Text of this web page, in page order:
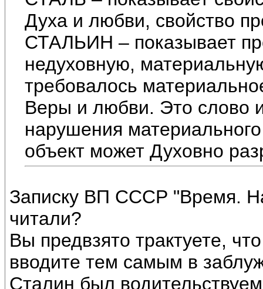
Духа и любви, свойство
СТАЛЬИН – показывает
недуховную,
требовалось
Веры и любви. Это слово
нарушения
объект может Духовно
Записку ВП СССР "Время.
читали?
Вы предвзято трактуете,
вводите тем самым в
Сталин был